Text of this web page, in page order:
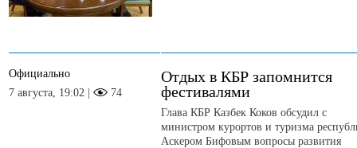
Официально
7 августа, 19:02 |
74
Отдых в КБР запомнится
фестивалями
Глава КБР Казбек Коков обсудил с
министром курортов и туризма
Аскером Бифовым вопросы развития